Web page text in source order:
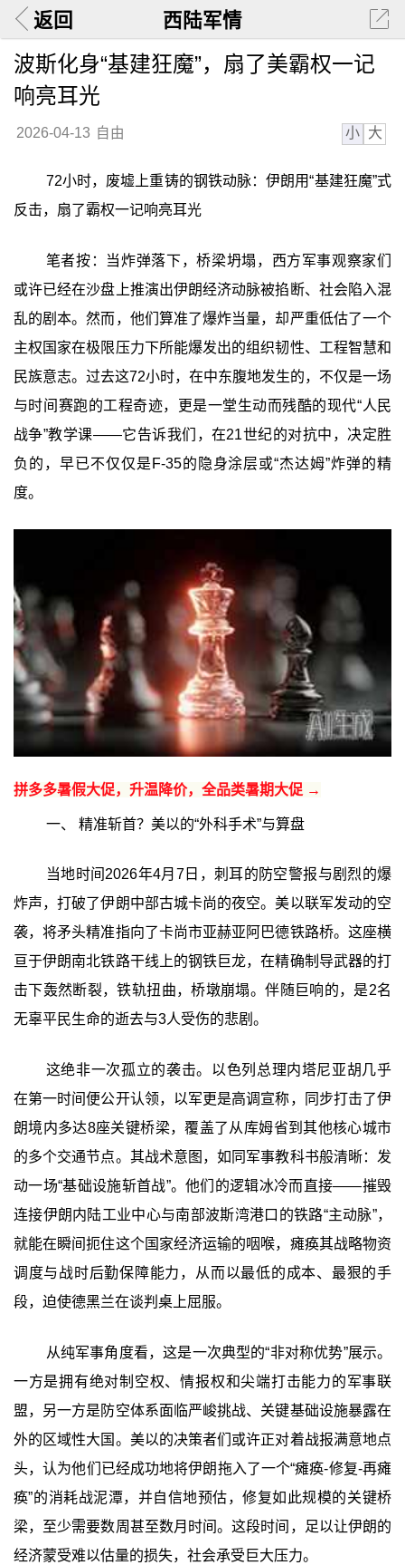
返回 西陆军情
波斯化身“基建狂魔”，扇了美霸权一记
响亮耳光
2026-04-13 自由 小 大
72小时，废墟上重铸的钢铁动脉：伊朗用“基建狂魔”式
反击，扇了霸权一记响亮耳光
笔者按：当炸弹落下，桥梁坍塌，西方军事观察家们
或许已经在沙盘上推演出伊朗经济动脉被掐断、社会陷入混
乱的剧本。然而，他们算准了爆炸当量，却严重低估了一个
主权国家在极限压力下所能爆发出的组织韧性、工程智慧和
民族意志。过去这72小时，在中东腹地发生的，不仅是一场
与时间赛跑的工程奇迹，更是一堂生动而残酷的现代“人民
战争”教学课——它告诉我们，在21世纪的对抗中，决定胜
负的，早已不仅仅是F-35的隐身涂层或“杰达姆”炸弹的精
度。
拼多多暑假大促，升温降价，全品类暑期大促 →
一、 精准斩首？美以的“外科手术”与算盘
当地时间2026年4月7日，刺耳的防空警报与剧烈的爆
炸声，打破了伊朗中部古城卡尚的夜空。美以联军发动的空
袭，将矛头精准指向了卡尚市亚赫亚阿巴德铁路桥。这座横
亘于伊朗南北铁路干线上的钢铁巨龙，在精确制导武器的打
击下轰然断裂，铁轨扭曲，桥墩崩塌。伴随巨响的，是2名
无辜平民生命的逝去与3人受伤的悲剧。
这绝非一次孤立的袭击。以色列总理内塔尼亚胡几乎
在第一时间便公开认领，以军更是高调宣称，同步打击了伊
朗境内多达8座关键桥梁，覆盖了从库姆省到其他核心城市
的多个交通节点。其战术意图，如同军事教科书般清晰：发
动一场“基础设施斩首战”。他们的逻辑冰冷而直接——摧毁
连接伊朗内陆工业中心与南部波斯湾港口的铁路“主动脉”，
就能在瞬间扼住这个国家经济运输的咽喉，瘫痪其战略物资
调度与战时后勤保障能力，从而以最低的成本、最狠的手
段，迫使德黑兰在谈判桌上屈服。
从纯军事角度看，这是一次典型的“非对称优势”展示。
一方是拥有绝对制空权、情报权和尖端打击能力的军事联
盟，另一方是防空体系面临严峻挑战、关键基础设施暴露在
外的区域性大国。美以的决策者们或许正对着战报满意地点
头，认为他们已经成功地将伊朗拖入了一个“瘫痪-修复-再瘫
痪”的消耗战泥潭，并自信地预估，修复如此规模的关键桥
梁，至少需要数周甚至数月时间。这段时间，足以让伊朗的
经济蒙受难以估量的损失，社会承受巨大压力。